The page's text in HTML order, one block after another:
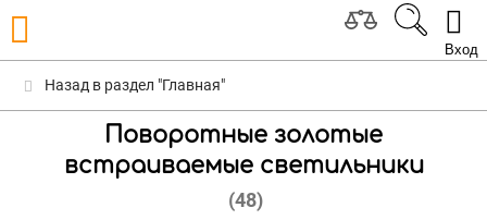
Вход
Назад в раздел "Главная"
Поворотные золотые
встраиваемые светильники
(48)